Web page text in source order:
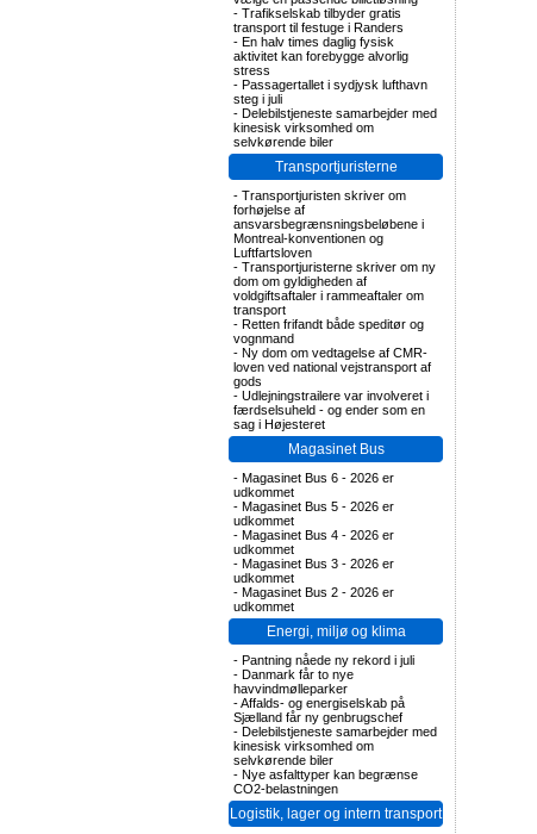
- Trafikselskab tilbyder gratis
transport til festuge i Randers
- En halv times daglig fysisk
aktivitet kan forebygge alvorlig
stress
- Passagertallet i sydjysk lufthavn
steg i juli
- Delebilstjeneste samarbejder med
kinesisk virksomhed om
selvkørende biler
Transportjuristerne
- Transportjuristen skriver om
forhøjelse af
ansvarsbegrænsningsbeløbene i
Montreal-konventionen og
Luftfartsloven
- Transportjuristerne skriver om ny
dom om gyldigheden af
voldgiftsaftaler i rammeaftaler om
transport
- Retten frifandt både speditør og
vognmand
- Ny dom om vedtagelse af CMR-
loven ved national vejstransport af
gods
- Udlejningstrailere var involveret i
færdselsuheld - og ender som en
sag i Højesteret
Magasinet Bus
- Magasinet Bus 6 - 2026 er
udkommet
- Magasinet Bus 5 - 2026 er
udkommet
- Magasinet Bus 4 - 2026 er
udkommet
- Magasinet Bus 3 - 2026 er
udkommet
- Magasinet Bus 2 - 2026 er
udkommet
Energi, miljø og klima
- Pantning nåede ny rekord i juli
- Danmark får to nye
havvindmølleparker
-Affalds- og energiselskab på
Sjælland får ny genbrugschef
- Delebilstjeneste samarbejder med
kinesisk virksomhed om
selvkørende biler
- Nye asfalttyper kan begrænse
CO2-belastningen
Logistik, lager og intern transport